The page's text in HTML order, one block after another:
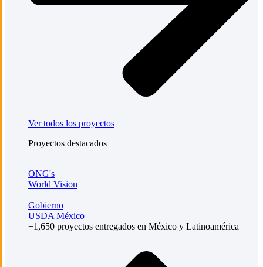
Ver todos los proyectos
Proyectos destacados
ONG's
World Vision
Gobierno
USDA México
+1,650 proyectos entregados en México y Latinoamérica